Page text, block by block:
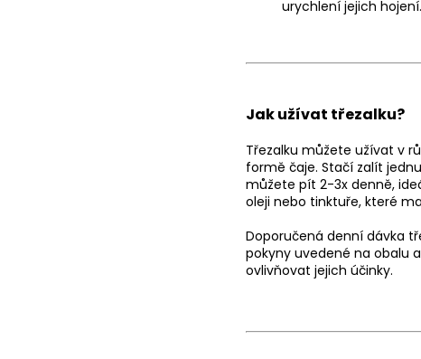
urychlení jejich hojení.
Jak užívat třezalku?
Třezalku můžete užívat v
formě čaje. Stačí zalít
můžete pít 2-3x denně,
oleji nebo tinktuře, které
Doporučená denní dávka
pokyny uvedené na obalu
ovlivňovat jejich účinky.